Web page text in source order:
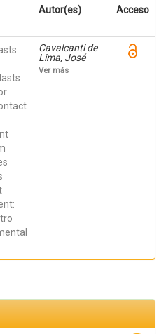
Autor(es) Acceso
Cavalcanti de
Lima, José
Henrique;
Robbs ,
Ver más